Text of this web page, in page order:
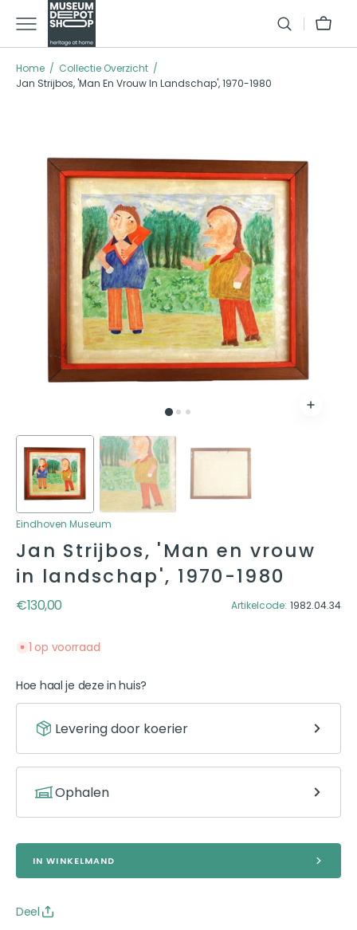
GA NAAR TEXT
Home
Collectie Overzicht
Jan Strijbos, 'Man En Vrouw In Landschap', 1970-1980
Open media 1 in galleria modus
Eindhoven Museum
Jan Strijbos, 'Man en vrouw
in landschap', 1970-1980
Reguliere prijs
€130,00 Artikelcode: 1982.04.34
1 op voorraad
Hoe haal je deze in huis?
Levering door koerier
Ophalen
IN WINKELMAND
Deel